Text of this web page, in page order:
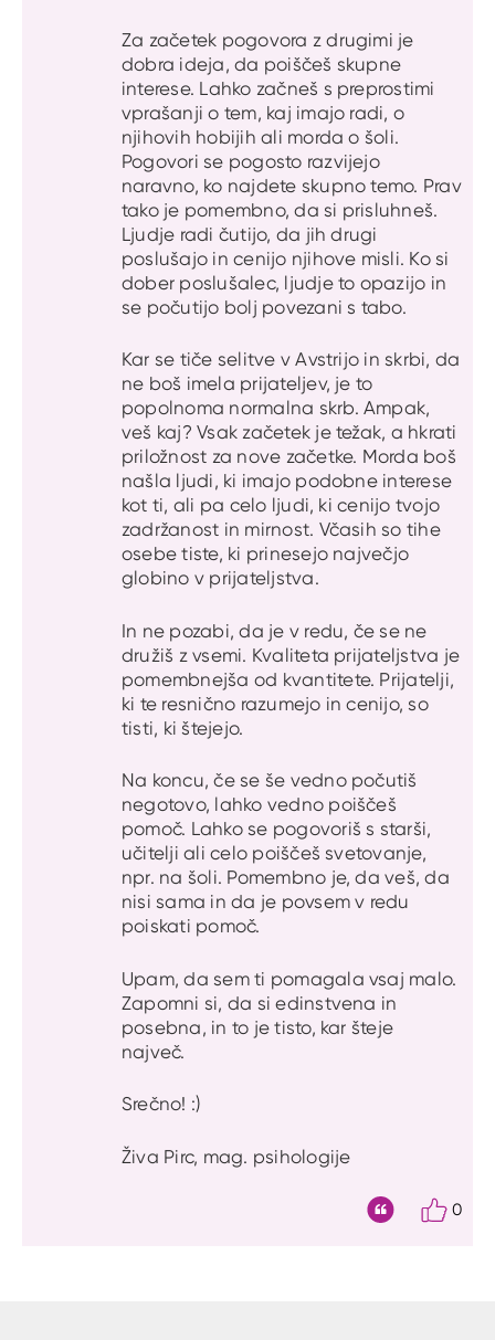
Za začetek pogovora z drugimi je
dobra ideja, da poiščeš skupne
interese. Lahko začneš s preprostimi
vprašanji o tem, kaj imajo radi, o
njihovih hobijih ali morda o šoli.
Pogovori se pogosto razvijejo
naravno, ko najdete skupno temo. Prav
tako je pomembno, da si prisluhneš.
Ljudje radi čutijo, da jih drugi
poslušajo in cenijo njihove misli. Ko si
dober poslušalec, ljudje to opazijo in
se počutijo bolj povezani s tabo.
Kar se tiče selitve v Avstrijo in skrbi, da
ne boš imela prijateljev, je to
popolnoma normalna skrb. Ampak,
veš kaj? Vsak začetek je težak, a hkrati
priložnost za nove začetke. Morda boš
našla ljudi, ki imajo podobne interese
kot ti, ali pa celo ljudi, ki cenijo tvojo
zadržanost in mirnost. Včasih so tihe
osebe tiste, ki prinesejo največjo
globino v prijateljstva.
In ne pozabi, da je v redu, če se ne
družiš z vsemi. Kvaliteta prijateljstva je
pomembnejša od kvantitete. Prijatelji,
ki te resnično razumejo in cenijo, so
tisti, ki štejejo.
Na koncu, če se še vedno počutiš
negotovo, lahko vedno poiščeš
pomoč. Lahko se pogovoriš s starši,
učitelji ali celo poiščeš svetovanje,
npr. na šoli. Pomembno je, da veš, da
nisi sama in da je povsem v redu
poiskati pomoč.
Upam, da sem ti pomagala vsaj malo.
Zapomni si, da si edinstvena in
posebna, in to je tisto, kar šteje
največ.
Srečno! :)
Živa Pirc, mag. psihologije
0